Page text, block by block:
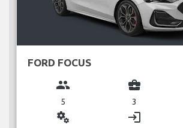
FORD FOCUS
group
5
business_center
3
miscellaneous_services login